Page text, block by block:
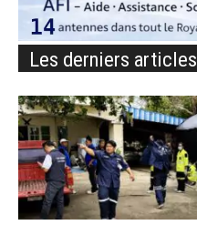
Les derniers articles